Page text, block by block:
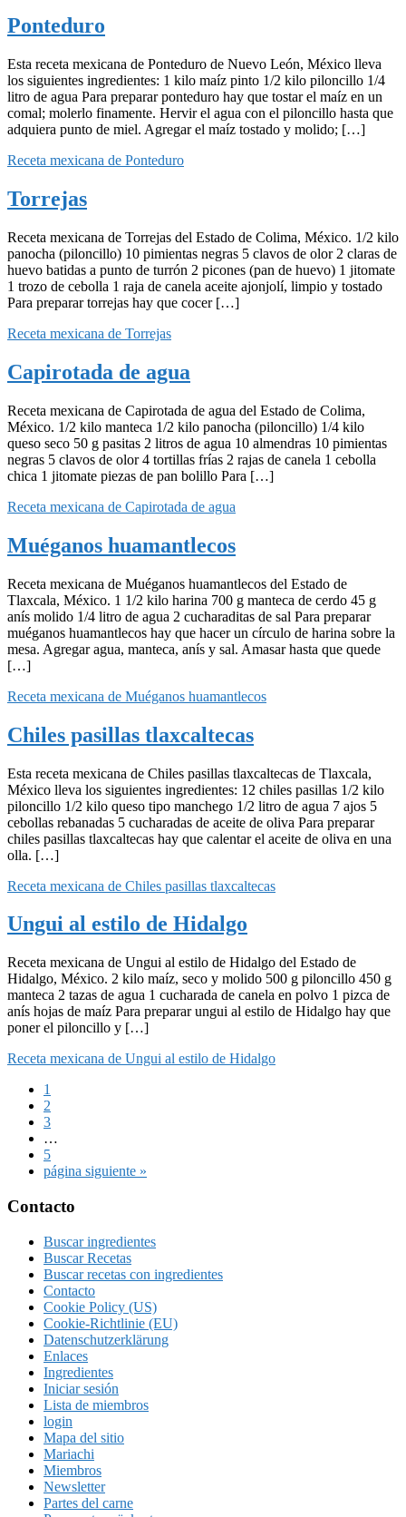
Ponteduro
Esta receta mexicana de Ponteduro de Nuevo León, México lleva
los siguientes ingredientes: 1 kilo maíz pinto 1/2 kilo piloncillo 1/4
litro de agua Para preparar ponteduro hay que tostar el maíz en un
comal; molerlo finamente. Hervir el agua con el piloncillo hasta que
adquiera punto de miel. Agregar el maíz tostado y molido; […]
Receta mexicana de Ponteduro
Torrejas
Receta mexicana de Torrejas del Estado de Colima, México. 1/2 kilo
panocha (piloncillo) 10 pimientas negras 5 clavos de olor 2 claras de
huevo batidas a punto de turrón 2 picones (pan de huevo) 1 jitomate
1 trozo de cebolla 1 raja de canela aceite ajonjolí, limpio y tostado
Para preparar torrejas hay que cocer […]
Receta mexicana de Torrejas
Capirotada de agua
Receta mexicana de Capirotada de agua del Estado de Colima,
México. 1/2 kilo manteca 1/2 kilo panocha (piloncillo) 1/4 kilo
queso seco 50 g pasitas 2 litros de agua 10 almendras 10 pimientas
negras 5 clavos de olor 4 tortillas frías 2 rajas de canela 1 cebolla
chica 1 jitomate piezas de pan bolillo Para […]
Receta mexicana de Capirotada de agua
Muéganos huamantlecos
Receta mexicana de Muéganos huamantlecos del Estado de
Tlaxcala, México. 1 1/2 kilo harina 700 g manteca de cerdo 45 g
anís molido 1/4 litro de agua 2 cucharaditas de sal Para preparar
muéganos huamantlecos hay que hacer un círculo de harina sobre la
mesa. Agregar agua, manteca, anís y sal. Amasar hasta que quede
[…]
Receta mexicana de Muéganos huamantlecos
Chiles pasillas tlaxcaltecas
Esta receta mexicana de Chiles pasillas tlaxcaltecas de Tlaxcala,
México lleva los siguientes ingredientes: 12 chiles pasillas 1/2 kilo
piloncillo 1/2 kilo queso tipo manchego 1/2 litro de agua 7 ajos 5
cebollas rebanadas 5 cucharadas de aceite de oliva Para preparar
chiles pasillas tlaxcaltecas hay que calentar el aceite de oliva en una
olla. […]
Receta mexicana de Chiles pasillas tlaxcaltecas
Ungui al estilo de Hidalgo
Receta mexicana de Ungui al estilo de Hidalgo del Estado de
Hidalgo, México. 2 kilo maíz, seco y molido 500 g piloncillo 450 g
manteca 2 tazas de agua 1 cucharada de canela en polvo 1 pizca de
anís hojas de maíz Para preparar ungui al estilo de Hidalgo hay que
poner el piloncillo y […]
Receta mexicana de Ungui al estilo de Hidalgo
Página
1
Página
2
Página
3
intermedias
omitidas
…
Página
5
Ir
la
página siguiente »
Footer
Contacto
Buscar ingredientes
Buscar Recetas
Buscar recetas con ingredientes
Contacto
Cookie Policy (US)
Cookie-Richtlinie (EU)
Datenschutzerklärung
Enlaces
Ingredientes
Iniciar sesión
Lista de miembros
login
Mapa del sitio
Mariachi
Miembros
Newsletter
Partes del carne